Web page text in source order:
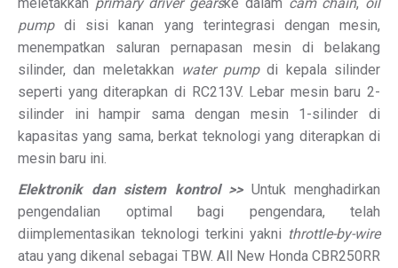
pumpdi sisi kanan yang terintegrasi dengan mesin,
menempatkan saluran pernapasan mesin di belakang
silinder, dan meletakkan water pumpdi kepala silinder
seperti yang diterapkan di RC213V. Lebar mesin baru 2-
silinder ini hampir sama dengan mesin 1-silinder di
kapasitas yang sama, berkat teknologi yang diterapkan di
mesin baru ini.
Elektronik dan sistem kontrol >> Untuk menghadirkan
pengendalian optimal bagi pengendara, telah
diimplementasikan teknologi terkini yakni throttle-by-wire
atau yang dikenal sebagai TBW. All New Honda CBR250RR